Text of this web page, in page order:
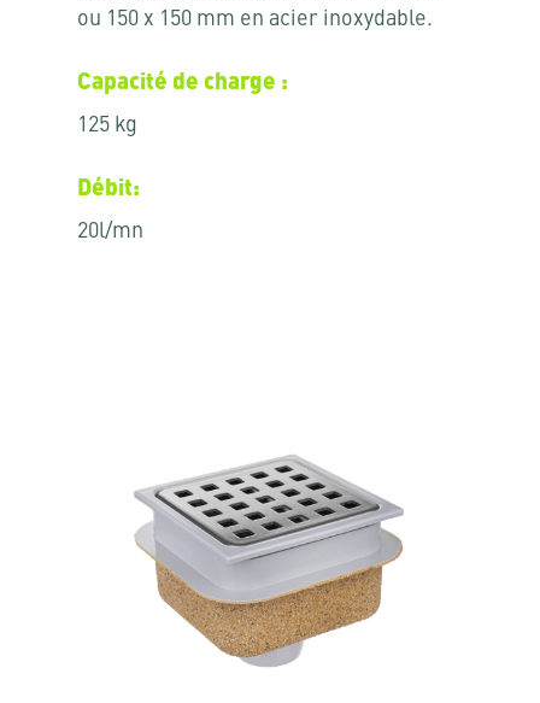
ou 150 x 150 mm en acier inoxydable.
Capacité de charge :
125 kg
Débit:
20l/mn